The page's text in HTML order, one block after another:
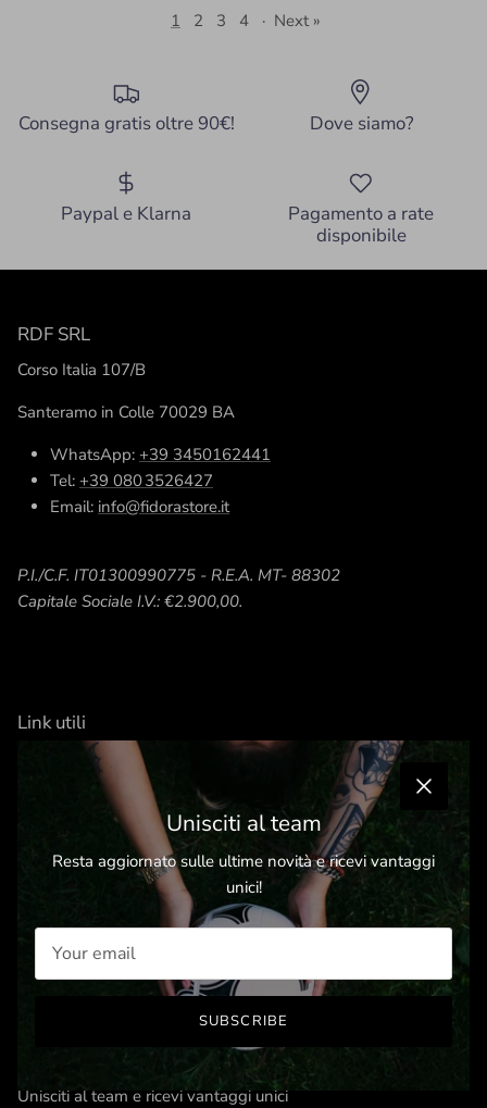
1 2 3 4 · Next »
Consegna gratis oltre 90€! Dove siamo?
Paypal e Klarna
Pagamento a rate
disponibile
RDF SRL
Corso Italia 107/B
Santeramo in Colle 70029 BA
WhatsApp: +39 3450162441
Tel: +39 080 3526427
Email: info@fidorastore.it
P.I./C.F. IT01300990775 - R.E.A. MT- 88302
Capitale Sociale I.V.: €2.900,00.
Link utili
Spedizioni e Resi
Privacy Policy
Cookie Policy
Termini e Condizioni
Politica annullamento e rimborso
Resi e annullamenti
Iscriviti alla Newsletter
Unisciti al team e ricevi vantaggi unici
Close
Unisciti al team
Resta aggiornato sulle ultime novità e ricevi vantaggi
unici!
SUBSCRIBE